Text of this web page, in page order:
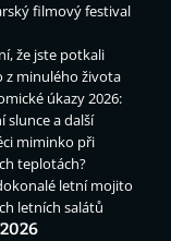
filmový festival
že jste potkali
z minulého života
úkazy 2026:
slunce a další
miminko při
teplotách?
letní mojito
letních salátů